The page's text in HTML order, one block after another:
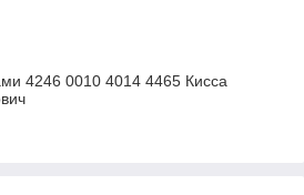
4246 0010 4014 4465 Кисса